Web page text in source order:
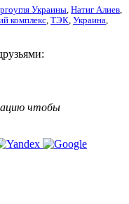
Украины, Натиг Алиев,
комплекс, ТЭК, Украина,
чтобы